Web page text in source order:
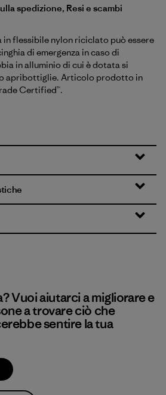
spedizione, Resi e scambi
flessibile nylon riciclato può essere
di emergenza in caso di
in alluminio di cui è dotata si
apribottiglie. Articolo prodotto in
Certified™.
Vuoi aiutarci a migliorare e
a trovare ciò che
sentire la tua